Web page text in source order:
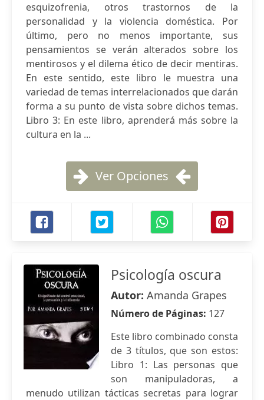
esquizofrenia, otros trastornos de la
personalidad y la violencia doméstica. Por
último, pero no menos importante, sus
pensamientos se verán alterados sobre los
mentirosos y el dilema ético de decir mentiras.
En este sentido, este libro le muestra una
variedad de temas interrelacionados que darán
forma a su punto de vista sobre dichos temas.
Libro 3: En este libro, aprenderá más sobre la
cultura en la ...
Ver Opciones
Psicología oscura
Autor: Amanda Grapes
Número de Páginas: 127
Este libro combinado consta
de 3 títulos, que son estos:
Libro 1: Las personas que
son manipuladoras, a
menudo utilizan tácticas secretas para lograr